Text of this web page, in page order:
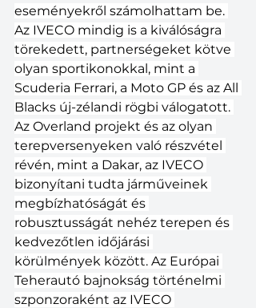
eseményekről számolhattam be.
Az IVECO mindig is a kiválóságra
törekedett, partnerségeket kötve
olyan sportikonokkal, mint a
Scuderia Ferrari, a Moto GP és az All
Blacks új-zélandi rögbi válogatott.
Az Overland projekt és az olyan
terepversenyeken való részvétel
révén, mint a Dakar, az IVECO
bizonyítani tudta járműveinek
megbízhatóságát és
robusztusságát nehéz terepen és
kedvezőtlen időjárási
körülmények között. Az Európai
Teherautó bajnokság történelmi
szponzoraként az IVECO